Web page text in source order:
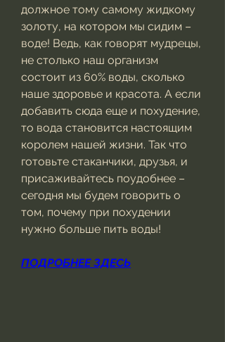
должное тому самому жидкому
золоту, на котором мы сидим –
воде! Ведь, как говорят мудрецы,
не столько наш организм
состоит из 60% воды, сколько
наше здоровье и красота. А если
добавить сюда еще и похудение,
то вода становится настоящим
королем нашей жизни. Так что
готовьте стаканчики, друзья, и
присаживайтесь поудобнее –
сегодня мы будем говорить о
том, почему при похудении
нужно больше пить воды!
ПОДРОБНЕЕ ЗДЕСЬ